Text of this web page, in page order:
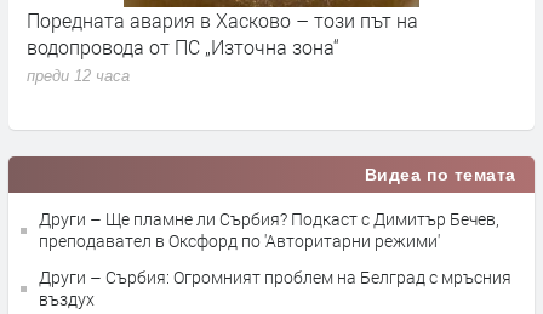
– този път на
зона“
До 36 градуса и слънчево
преди 22 часа
Видеа по темата
Други – Ще пламне ли Сърбия? Подкаст с Димитър Бечев,
преподавател в Оксфорд по 'Авторитарни режими'
Други – Сърбия: Огромният проблем на Белград с мръсния
въздух